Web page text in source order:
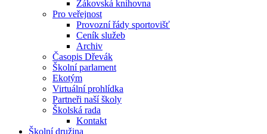
Žákovská knihovna
Pro veřejnost
Provozní řády sportovišť
Ceník služeb
Archiv
Časopis Dřevák
Školní parlament
Ekotým
Virtuální prohlídka
Partneři naší školy
Školská rada
Kontakt
Školní družina